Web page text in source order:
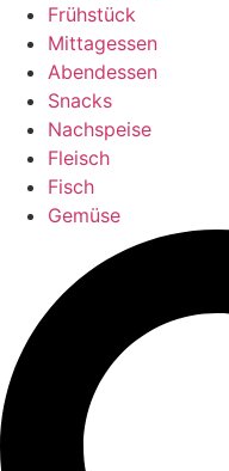
Frühstück
Mittagessen
Abendessen
Snacks
Nachspeise
Fleisch
Fisch
Gemüse